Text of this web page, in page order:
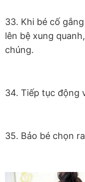
33. Khi bé cố
lên bệ xung
chúng.
34. Tiếp tục động
35. Bảo bé chọn